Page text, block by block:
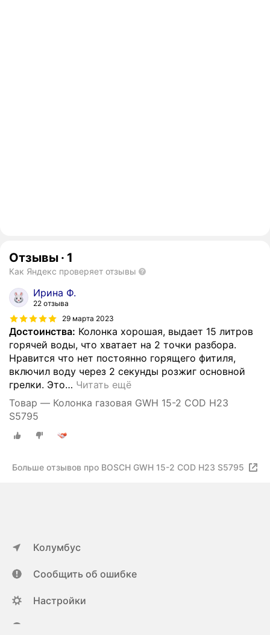
Отзывы · 1
Как Яндекс проверяет отзывы
Ирина Ф.
22 отзыва
29 марта 2023
Достоинства: Колонка хорошая, выдает 15 литров
горячей воды, что хватает на 2 точки разбора.
Нравится что нет постоянно горящего фитиля,
включил воду через 2 секунды розжиг основной
грелки. Это… Читать ещё
Товар — Колонка газовая GWH 15-2 COD H23
S5795
Больше отзывов про BOSCH GWH 15-2 COD H23 S5795
Колумбус
Сообщить об ошибке
Настройки